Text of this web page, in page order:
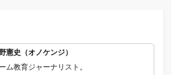
憲史（オノケンジ）
ム教育ジャーナリスト。